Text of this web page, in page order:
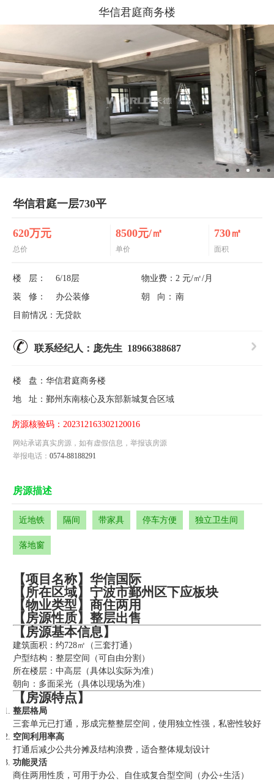
华信君庭商务楼
华信君庭一层730平
620万元 8500元/㎡ 730㎡
总价 单价 面积
楼 层： 6/18层 物业费： 2 元/㎡/月
装 修：
办公装修 朝 向： 南
目前情况： 无贷款
联系经纪人：庞先生 18966388687
楼 盘： 华信君庭商务楼
地 址： 鄞州东南核心及东部新城复合区域
房源核验码：202312163302120016
网站承诺真实房源，如有虚假信息，举报该房源
举报电话： 0574-88188291
房源描述
近地铁 隔间 带家具 停车方便 独立卫生间
落地窗
【项目名称】华信国际
【所在区域】宁波市鄞州区下应板块
【物业类型】商住两用
【房源性质】整层出售
【房源基本信息】
建筑面积：约728㎡（三套打通）
户型结构：整层空间（可自由分割）
所在楼层：中高层（具体以实际为准）
朝向：多面采光（具体以现场为准）
【房源特点】
整层格局
三套单元已打通，形成完整整层空间，使用独立性强，私密性较好
空间利用率高
打通后减少公共分摊及结构浪费，适合整体规划设计
功能灵活
商住两用性质，可用于办公、自住或复合型空间（办公+生活）